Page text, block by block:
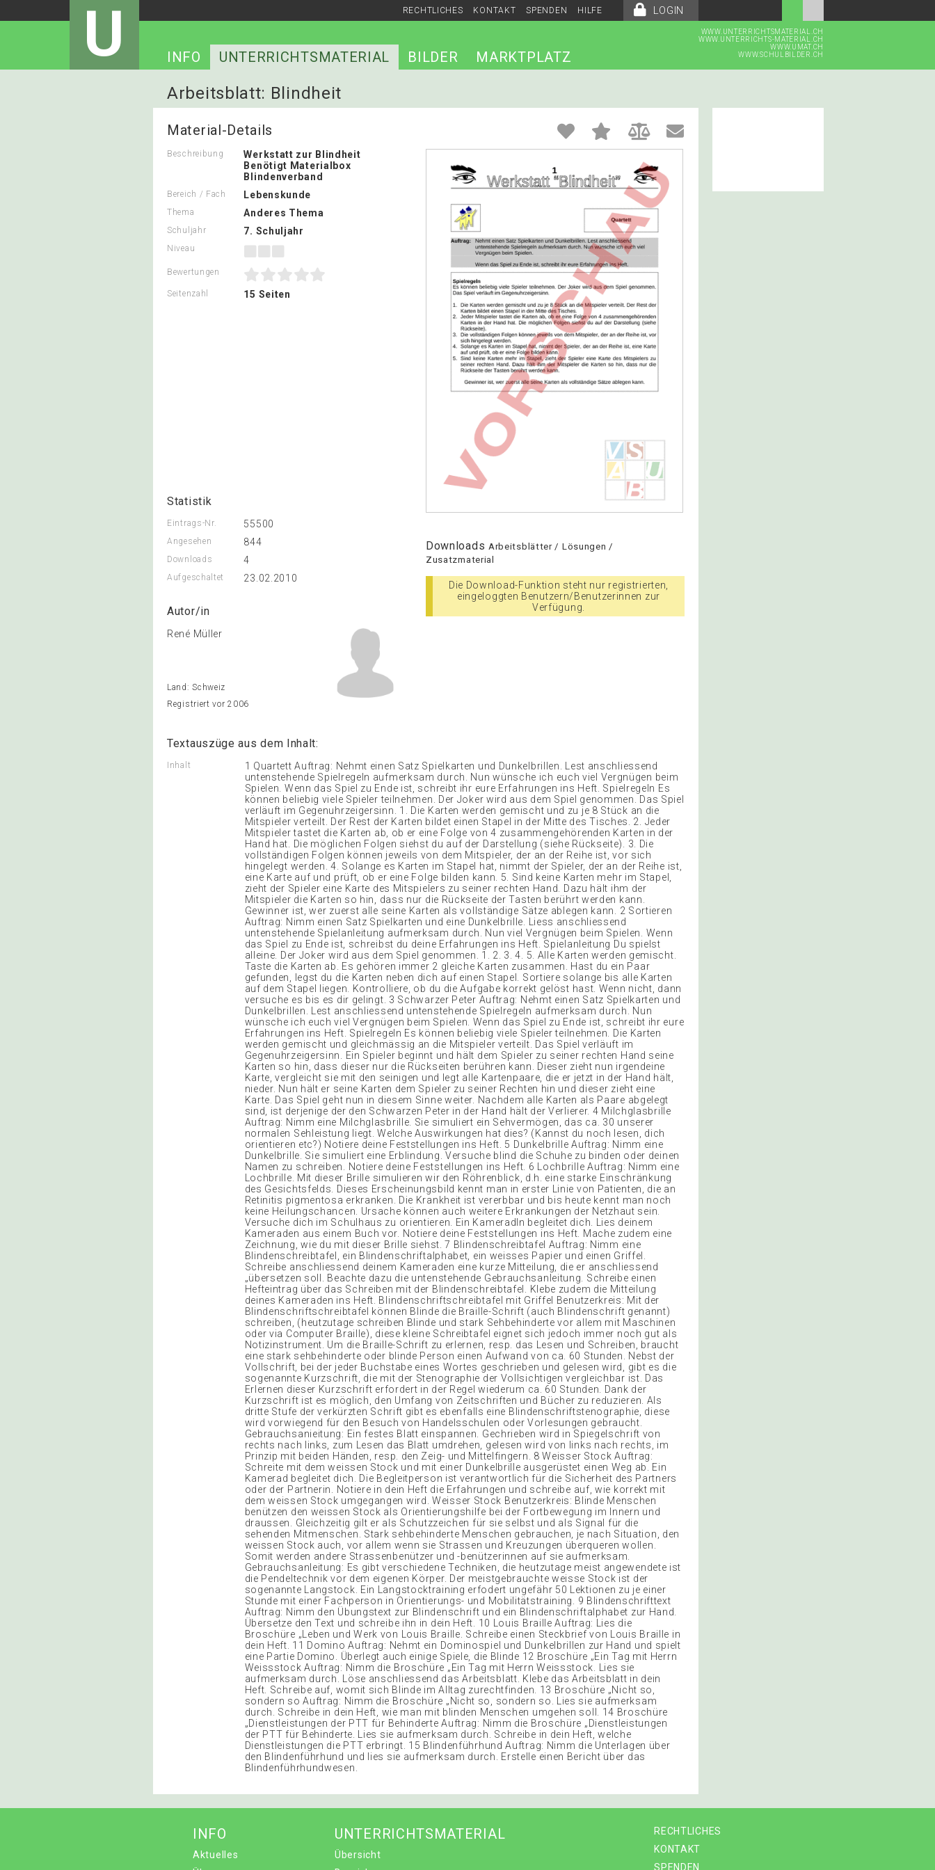
LOGIN
RECHTLICHES KONTAKT SPENDEN HILFE
U
WWW.UNTERRICHTSMATERIAL.CH
WWW.UNTERRICHTS-MATERIAL.CH
WWW.UMAT.CH
WWW.SCHULBILDER.CH
INFO UNTERRICHTSMATERIAL BILDER MARKTPLATZ
Arbeitsblatt: Blindheit
Material-Details
Beschreibung
Werkstatt zur Blindheit
Benötigt Materialbox
Blindenverband
Bereich / Fach Lebenskunde
Thema Anderes Thema
Schuljahr 7. Schuljahr
Niveau
Bewertungen
Seitenzahl 15 Seiten
Statistik
Eintrags-Nr. 55500
Angesehen 844
Downloads 4
Aufgeschaltet 23.02.2010
Autor/in
René Müller
Land: Schweiz
Registriert vor 2006
Downloads Arbeitsblätter / Lösungen /
Zusatzmaterial
Die Download-Funktion steht nur registrierten,
eingeloggten Benutzern/Benutzerinnen zur
Verfügung.
Textauszüge aus dem Inhalt:
Inhalt
1 Quartett Auftrag: Nehmt einen Satz Spielkarten und Dunkelbrillen. Lest anschliessend
untenstehende Spielregeln aufmerksam durch. Nun wünsche ich euch viel Vergnügen beim
Spielen. Wenn das Spiel zu Ende ist, schreibt ihr eure Erfahrungen ins Heft. Spielregeln Es
können beliebig viele Spieler teilnehmen. Der Joker wird aus dem Spiel genommen. Das Spiel
verläuft im Gegenuhrzeigersinn. 1. Die Karten werden gemischt und zu je 8 Stück an die
Mitspieler verteilt. Der Rest der Karten bildet einen Stapel in der Mitte des Tisches. 2. Jeder
Mitspieler tastet die Karten ab, ob er eine Folge von 4 zusammengehörenden Karten in der
Hand hat. Die möglichen Folgen siehst du auf der Darstellung (siehe Rückseite). 3. Die
vollständigen Folgen können jeweils von dem Mitspieler, der an der Reihe ist, vor sich
hingelegt werden. 4. Solange es Karten im Stapel hat, nimmt der Spieler, der an der Reihe ist,
eine Karte auf und prüft, ob er eine Folge bilden kann. 5. Sind keine Karten mehr im Stapel,
zieht der Spieler eine Karte des Mitspielers zu seiner rechten Hand. Dazu hält ihm der
Mitspieler die Karten so hin, dass nur die Rückseite der Tasten berührt werden kann.
Gewinner ist, wer zuerst alle seine Karten als vollständige Sätze ablegen kann. 2 Sortieren
Auftrag: Nimm einen Satz Spielkarten und eine Dunkelbrille. Liess anschliessend
untenstehende Spielanleitung aufmerksam durch. Nun viel Vergnügen beim Spielen. Wenn
das Spiel zu Ende ist, schreibst du deine Erfahrungen ins Heft. Spielanleitung Du spielst
alleine. Der Joker wird aus dem Spiel genommen. 1. 2. 3. 4. 5. Alle Karten werden gemischt.
Taste die Karten ab. Es gehören immer 2 gleiche Karten zusammen. Hast du ein Paar
gefunden, legst du die Karten neben dich auf einen Stapel. Sortiere solange bis alle Karten
auf dem Stapel liegen. Kontrolliere, ob du die Aufgabe korrekt gelöst hast. Wenn nicht, dann
versuche es bis es dir gelingt. 3 Schwarzer Peter Auftrag: Nehmt einen Satz Spielkarten und
Dunkelbrillen. Lest anschliessend untenstehende Spielregeln aufmerksam durch. Nun
wünsche ich euch viel Vergnügen beim Spielen. Wenn das Spiel zu Ende ist, schreibt ihr eure
Erfahrungen ins Heft. Spielregeln Es können beliebig viele Spieler teilnehmen. Die Karten
werden gemischt und gleichmässig an die Mitspieler verteilt. Das Spiel verläuft im
Gegenuhrzeigersinn. Ein Spieler beginnt und hält dem Spieler zu seiner rechten Hand seine
Karten so hin, dass dieser nur die Rückseiten berühren kann. Dieser zieht nun irgendeine
Karte, vergleicht sie mit den seinigen und legt alle Kartenpaare, die er jetzt in der Hand hält,
nieder. Nun hält er seine Karten dem Spieler zu seiner Rechten hin und dieser zieht eine
Karte. Das Spiel geht nun in diesem Sinne weiter. Nachdem alle Karten als Paare abgelegt
sind, ist derjenige der den Schwarzen Peter in der Hand hält der Verlierer. 4 Milchglasbrille
Auftrag: Nimm eine Milchglasbrille. Sie simuliert ein Sehvermögen, das ca. 30 unserer
normalen Sehleistung liegt. Welche Auswirkungen hat dies? (Kannst du noch lesen, dich
orientieren etc?) Notiere deine Feststellungen ins Heft. 5 Dunkelbrille Auftrag: Nimm eine
Dunkelbrille. Sie simuliert eine Erblindung. Versuche blind die Schuhe zu binden oder deinen
Namen zu schreiben. Notiere deine Feststellungen ins Heft. 6 Lochbrille Auftrag: Nimm eine
Lochbrille. Mit dieser Brille simulieren wir den Röhrenblick, d.h. eine starke Einschränkung
des Gesichtsfelds. Dieses Erscheinungsbild kennt man in erster Linie von Patienten, die an
Retinitis pigmentosa erkranken. Die Krankheit ist vererbbar und bis heute kennt man noch
keine Heilungschancen. Ursache können auch weitere Erkrankungen der Netzhaut sein.
Versuche dich im Schulhaus zu orientieren. Ein KameradIn begleitet dich. Lies deinem
Kameraden aus einem Buch vor. Notiere deine Feststellungen ins Heft. Mache zudem eine
Zeichnung, wie du mit dieser Brille siehst. 7 Blindenschreibtafel Auftrag: Nimm eine
Blindenschreibtafel, ein Blindenschriftalphabet, ein weisses Papier und einen Griffel.
Schreibe anschliessend deinem Kameraden eine kurze Mitteilung, die er anschliessend
„übersetzen soll. Beachte dazu die untenstehende Gebrauchsanleitung. Schreibe einen
Hefteintrag über das Schreiben mit der Blindenschreibtafel. Klebe zudem die Mitteilung
deines Kameraden ins Heft. Blindenschriftschreibtafel mit Griffel Benutzerkreis: Mit der
Blindenschriftschreibtafel können Blinde die Braille-Schrift (auch Blindenschrift genannt)
schreiben, (heutzutage schreiben Blinde und stark Sehbehinderte vor allem mit Maschinen
oder via Computer Braille), diese kleine Schreibtafel eignet sich jedoch immer noch gut als
Notizinstrument. Um die Braille-Schrift zu erlernen, resp. das Lesen und Schreiben, braucht
eine stark sehbehinderte oder blinde Person einen Aufwand von ca. 60 Stunden. Nebst der
Vollschrift, bei der jeder Buchstabe eines Wortes geschrieben und gelesen wird, gibt es die
sogenannte Kurzschrift, die mit der Stenographie der Vollsichtigen vergleichbar ist. Das
Erlernen dieser Kurzschrift erfordert in der Regel wiederum ca. 60 Stunden. Dank der
Kurzschrift ist es möglich, den Umfang von Zeitschriften und Bücher zu reduzieren. Als
dritte Stufe der verkürzten Schrift gibt es ebenfalls eine Blindenschriftstenographie, diese
wird vorwiegend für den Besuch von Handelsschulen oder Vorlesungen gebraucht.
Gebrauchsanieitung: Ein festes BIatt einspannen. Gechrieben wird in Spiegelschrift von
rechts nach links, zum Lesen das BIatt umdrehen, gelesen wird von links nach rechts, im
Prinzip mit beiden Händen, resp. den Zeig- und Mittelfingern. 8 Weisser Stock Auftrag:
Schreite mit dem weissen Stock und mit einer Dunkelbrille ausgerüstet einen Weg ab. Ein
Kamerad begleitet dich. Die Begleitperson ist verantwortlich für die Sicherheit des Partners
oder der Partnerin. Notiere in dein Heft die Erfahrungen und schreibe auf, wie korrekt mit
dem weissen Stock umgegangen wird. Weisser Stock Benutzerkreis: Blinde Menschen
benützen den weissen Stock als Orientierungshilfe bei der Fortbewegung im Innern und
draussen. Gleichzeitig gilt er als Schutzzeichen für sie selbst und als Signal für die
sehenden Mitmenschen. Stark sehbehinderte Menschen gebrauchen, je nach Situation, den
weissen Stock auch, vor allem wenn sie Strassen und Kreuzungen überqueren wollen.
Somit werden andere Strassenbenützer und -benützerinnen auf sie aufmerksam.
Gebrauchsanleitung: Es gibt verschiedene Techniken, die heutzutage meist angewendete ist
die Pendeltechnik vor dem eigenen Körper. Der meistgebrauchte weisse Stock ist der
sogenannte Langstock. Ein Langstocktraining erfodert ungefähr 50 Lektionen zu je einer
Stunde mit einer Fachperson in Orientierungs- und Mobilitätstraining. 9 Blindenschrifttext
Auftrag: Nimm den Übungstext zur Blindenschrift und ein Blindenschriftalphabet zur Hand.
Übersetze den Text und schreibe ihn in dein Heft. 10 Louis Braille Auftrag: Lies die
Broschüre „Leben und Werk von Louis Braille. Schreibe einen Steckbrief von Louis Braille in
dein Heft. 11 Domino Auftrag: Nehmt ein Dominospiel und Dunkelbrillen zur Hand und spielt
eine Partie Domino. Überlegt auch einige Spiele, die Blinde 12 Broschüre „Ein Tag mit Herrn
Weissstock Auftrag: Nimm die Broschüre „Ein Tag mit Herrn Weissstock. Lies sie
aufmerksam durch. Löse anschliessend das Arbeitsblatt. Klebe das Arbeitsblatt in dein
Heft. Schreibe auf, womit sich Blinde im Alltag zurechtfinden. 13 Broschüre „Nicht so,
sondern so Auftrag: Nimm die Broschüre „Nicht so, sondern so. Lies sie aufmerksam
durch. Schreibe in dein Heft, wie man mit blinden Menschen umgehen soll. 14 Broschüre
„Dienstleistungen der PTT für Behinderte Auftrag: Nimm die Broschüre „Dienstleistungen
der PTT für Behinderte. Lies sie aufmerksam durch. Schreibe in dein Heft, welche
Dienstleistungen die PTT erbringt. 15 Blindenführhund Auftrag: Nimm die Unterlagen über
den Blindenführhund und lies sie aufmerksam durch. Erstelle einen Bericht über das
Blindenführhundwesen.
RECHTLICHES
KONTAKT
SPENDEN
INFO
Aktuelles
UNTERRICHTSMATERIAL
Übersicht